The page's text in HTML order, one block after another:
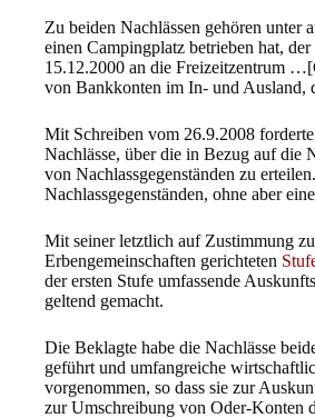
Zu beiden Nachlässen gehören unter
einen Campingplatz betrieben hat,
15.12.2000 an die Freizeitzentrum
von Bankkonten im In- und Ausland,
Mit Schreiben vom 26.9.2008
Nachlässe, über die in Bezug auf die
von Nachlassgegenständen zu
Nachlassgegenständen, ohne aber
Mit seiner letztlich auf Zustimmung
Erbengemeinschaften gerichteten
der ersten Stufe umfassende
geltend gemacht.
Die Beklagte habe die Nachlässe
geführt und umfangreiche
vorgenommen, so dass sie zur
zur Umschreibung von Oder-Konten